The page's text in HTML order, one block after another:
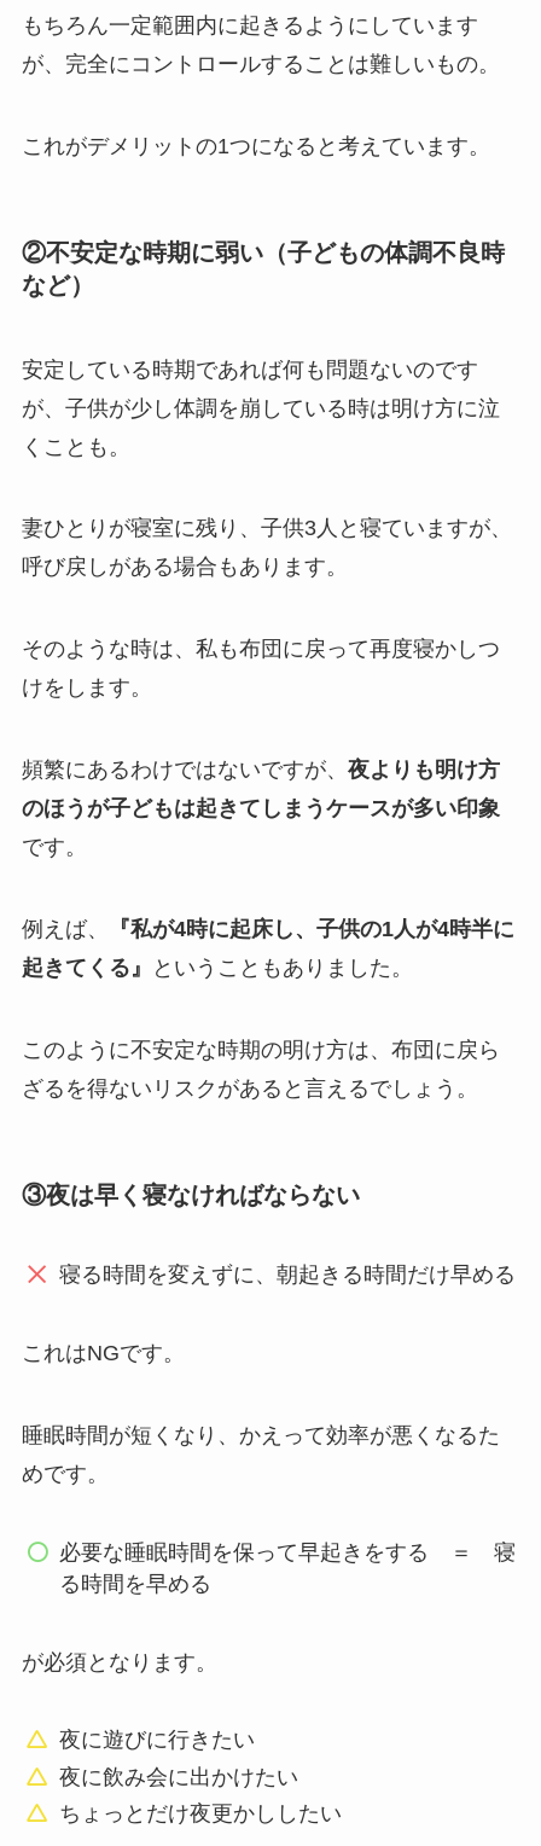
もちろん一定範囲内に起きるようにしています
が、完全にコントロールすることは難しいもの。
これがデメリットの1つになると考えています。
②不安定な時期に弱い（子どもの体調不良時
など）
安定している時期であれば何も問題ないのです
が、子供が少し体調を崩している時は明け方に泣
くことも。
妻ひとりが寝室に残り、子供3人と寝ていますが、
呼び戻しがある場合もあります。
そのような時は、私も布団に戻って再度寝かしつ
けをします。
頻繁にあるわけではないですが、 夜よりも明け方
のほうが子どもは起きてしまうケースが多い印象
です。
例えば、
『私が4時に起床し、子供の1人が4時半に
起きてくる』
ということもありました。
このように不安定な時期の明け方は、布団に戻ら
ざるを得ないリスクがあると言えるでしょう。
③夜は早く寝なければならない
寝る時間を変えずに、朝起きる時間だけ早める
これはNGです。
睡眠時間が短くなり、かえって効率が悪くなるた
めです。
必要な睡眠時間を保って早起きをする ＝ 寝
る時間を早める
が必須となります。
夜に遊びに行きたい
夜に飲み会に出かけたい
ちょっとだけ夜更かししたい